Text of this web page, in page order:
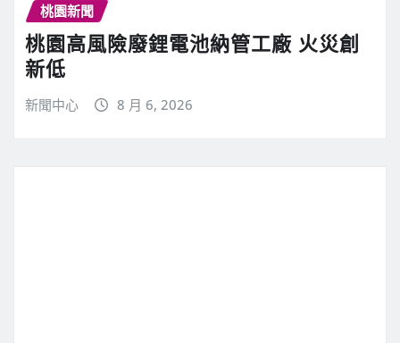
桃園新聞
桃園高風險廢鋰電池納管工廠 火災創
新低
新聞中心 8 月 6, 2026